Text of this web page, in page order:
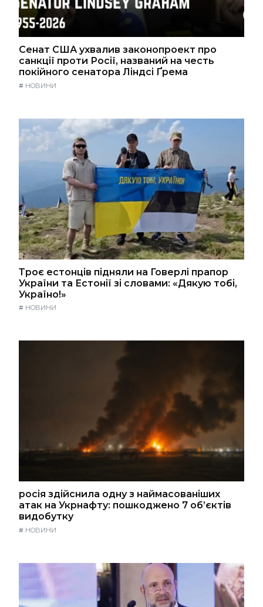
Сенат США ухвалив законопроект про
санкції проти Росії, названий на честь
покійного сенатора Ліндсі Ґрема
# НОВИНИ
Троє естонців підняли на Говерлі прапор
України та Естонії зі словами: «Дякую тобі,
Україно!»
# НОВИНИ
росія здійснила одну з наймасованіших
атак на Укрнафту: пошкоджено 7 об’єктів
видобутку
# НОВИНИ